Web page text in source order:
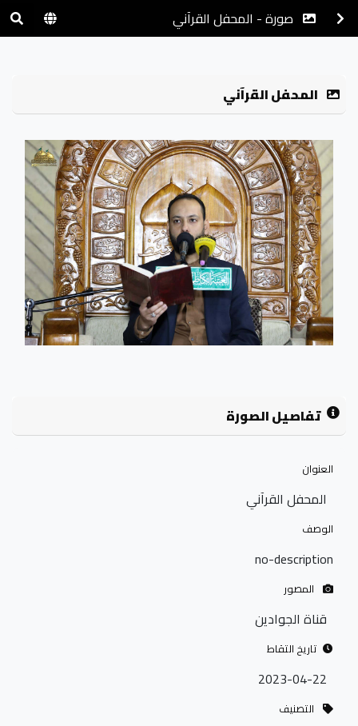
صورة - المحفل القرآني
المحفل القرآني
تفاصيل الصورة
العنوان
المحفل القرآني
الوصف
no-description
المصور
قناة الجوادين
تاريخ التقاط
2023-04-22
التصنيف